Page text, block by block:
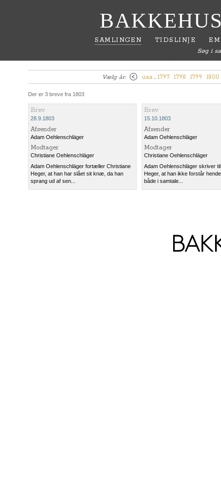
SAMLINGEN TIDSLINJE
Søg i
Vælg år: uaa …1797 1798 1799 1800
Der er 3 breve fra 1803
Brev
28.9.1803
Afsender
Adam Oehlenschläger
Modtager
Christiane Oehlenschläger
Adam Oehlenschläger fortæller Christiane
Heger, at han har slået sit knæ, da han
sprang ud af sen...
Brev
15.10.1803
Afsender
Adam Oehlenschläger
Modtager
Christiane Oehlenschläger
Adam Oehlenschläger skriver
Heger, at han ikke forstår
både i samtale...